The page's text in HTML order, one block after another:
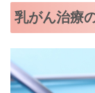
乳がん治療